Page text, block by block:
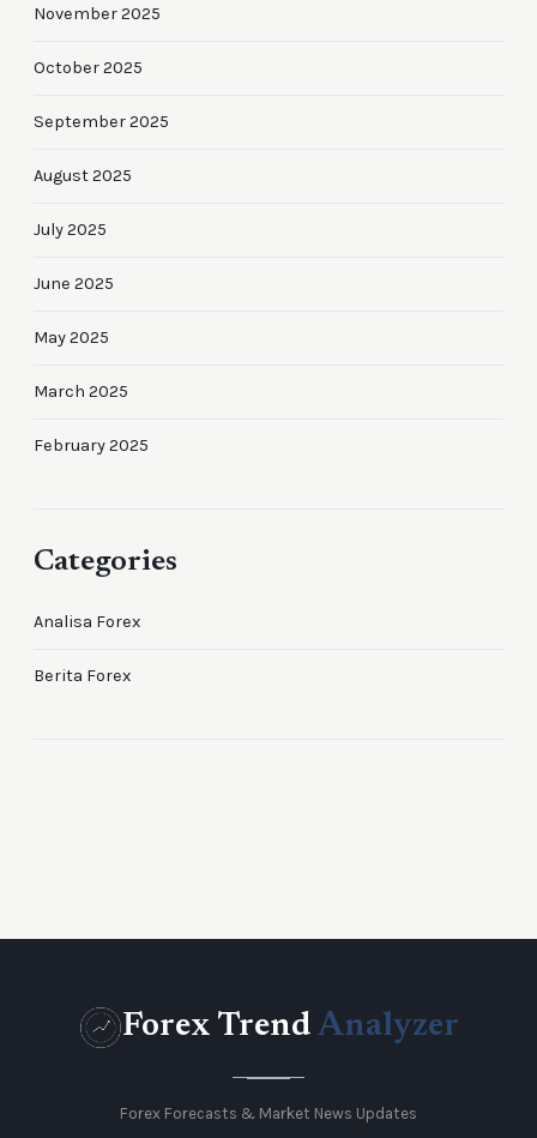
November 2025
October 2025
September 2025
August 2025
July 2025
June 2025
May 2025
March 2025
February 2025
Categories
Analisa Forex
Berita Forex
Forex Trend Analyzer
Forex Forecasts & Market News Updates